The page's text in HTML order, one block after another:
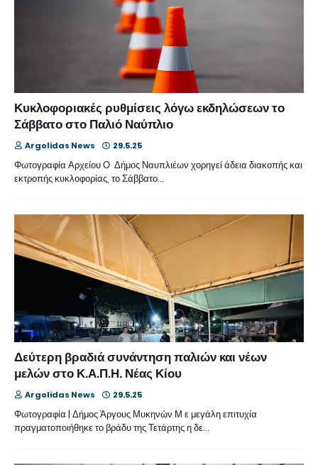
Κυκλοφοριακές ρυθμίσεις λόγω εκδηλώσεων το
Σάββατο στο Παλιό Ναύπλιο
Argolidas News 29.5.25
Φωτογραφία Αρχείου Ο Δήμος Ναυπλιέων χορηγεί άδεια διακοπής και
εκτροπής κυκλοφορίας, το Σάββατο…
Δεύτερη βραδιά συνάντηση παλιών και νέων
μελών στο Κ.Α.Π.Η. Νέας Κίου
Argolidas News 29.5.25
Φωτογραφία | Δήμος Άργους Μυκηνών Μ ε μεγάλη επιτυχία
πραγματοποιήθηκε το βράδυ της Τετάρτης η δε…